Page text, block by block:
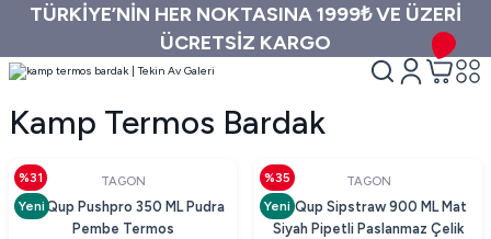
TÜRKİYE’NİN HER NOKTASINA 1999₺ VE ÜZERİ
ÜCRETSİZ KARGO
Kamp Termos Bardak
%31
Yeni
TAGON
MiniQup Pushpro 350 ML Pudra
Pembe Termos
%35
Yeni
TAGON
MiniQup Sipstraw 900 ML Mat
Siyah Pipetli Paslanmaz Çelik